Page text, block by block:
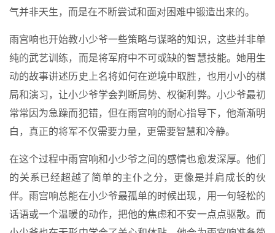
气并非天生，而是在不断尝试和面对困难中锻造出来的。
雨宫响也开始教小少爷一些策略与谋略的知识，这些并非单
纯的武艺训练，而是将军府中不可或缺的智慧技能。她用生
动的故事讲述历史上名将如何在逆境中取胜，也用小小的棋
局和演习，让小少爷学会判断局势、权衡利弊。小少爷最初
常常因为急躁而犯错，但在雨宫响的耐心指导下，他渐渐明
白，真正的将军不仅需要力量，更需要智慧和冷静。
在这个过程中雨宫响和小少爷之间的感情也愈发深厚。他们
的关系已经超越了简单的主仆之分，更像是并肩成长的伙
伴。雨宫响总能在小少爷最孤单的时候出现，用一句轻松的
话语或一个温暖的动作，把他的焦虑和不安一点点驱散。而